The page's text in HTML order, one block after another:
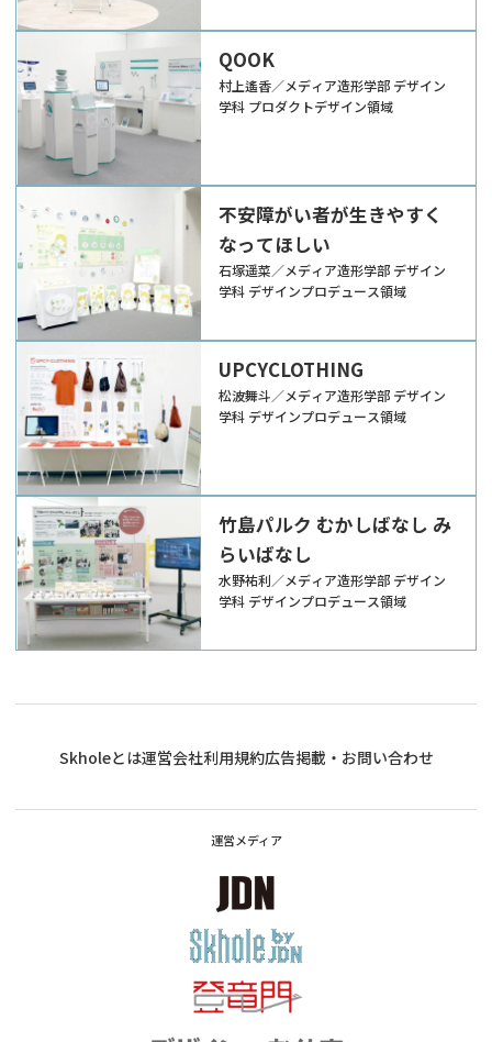
QOOK
村上遙香／メディア造形学部 デザイン
学科 プロダクトデザイン領域
不安障がい者が生きやすく
なってほしい
石塚遥菜／メディア造形学部 デザイン
学科 デザインプロデュース領域
UPCYCLOTHING
松波舞斗／メディア造形学部 デザイン
学科 デザインプロデュース領域
竹島パルク むかしばなし み
らいばなし
水野祐利／メディア造形学部 デザイン
学科 デザインプロデュース領域
Skholeとは運営会社利用規約広告掲載・お問い合わせ
運営メディア